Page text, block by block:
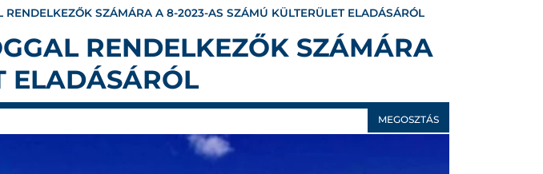
RENDELKEZŐK SZÁMÁRA A 8-2023-AS SZÁMÚ KÜLTERÜLET ELADÁSÁRÓL
RENDELKEZŐK SZÁMÁRA
ELADÁSÁRÓL
MEGOSZTÁS